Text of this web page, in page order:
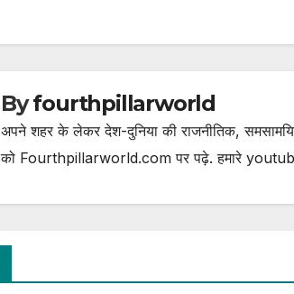
Byfourthpillarworld
अपने शहर के लेकर देश-दुनिया की राजनीतिक,
को Fourthpillarworld.com पर पढ़े. हमारे